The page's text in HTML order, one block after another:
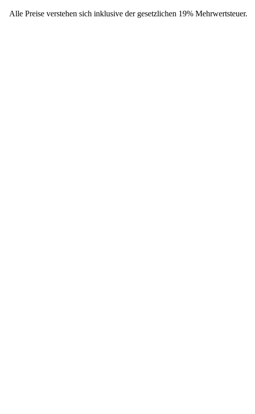
Alle Preise verstehen sich inklusive der gesetzlichen 19% Mehrwertsteuer.